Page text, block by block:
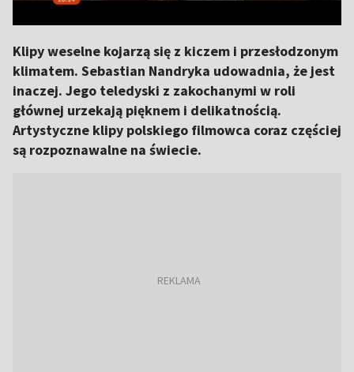
Klipy weselne kojarzą się z kiczem i przesłodzonym
klimatem. Sebastian Nandryka udowadnia, że jest
inaczej. Jego teledyski z zakochanymi w roli
głównej urzekają pięknem i delikatnością.
Artystyczne klipy polskiego filmowca coraz częściej
są rozpoznawalne na świecie.